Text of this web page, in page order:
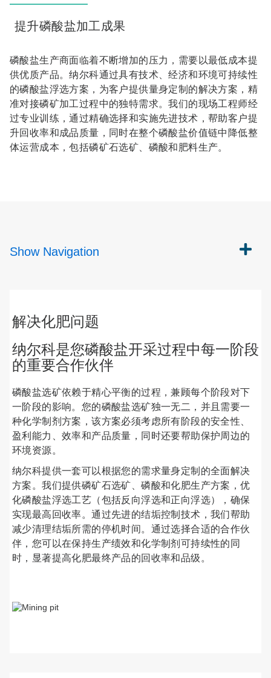
提升磷酸盐加工成果
磷酸盐生产商面临着不断增加的压力，需要以最低成本提
供优质产品。纳尔科通过具有技术、经济和环境可持续性
的磷酸盐浮选方案，为客户提供量身定制的解决方案，精
准对接磷矿加工过程中的独特需求。我们的现场工程师经
过专业训练，通过精确选择和实施先进技术，帮助客户提
升回收率和成品质量，同时在整个磷酸盐价值链中降低整
体运营成本，包括磷矿石选矿、磷酸和肥料生产。
Show Navigation
解决化肥问题
纳尔科是您磷酸盐开采过程中每一阶段
的重要合作伙伴
磷酸盐选矿依赖于精心平衡的过程，兼顾每个阶段对下
一阶段的影响。您的磷酸盐选矿独一无二，并且需要一
种化学制剂方案，该方案必须考虑所有阶段的安全性、
盈利能力、效率和产品质量，同时还要帮助保护周边的
环境资源。
纳尔科提供一套可以根据您的需求量身定制的全面解决
方案。我们提供磷矿石选矿、磷酸和化肥生产方案，优
化磷酸盐浮选工艺（包括反向浮选和正向浮选），确保
实现最高回收率。通过先进的结垢控制技术，我们帮助
减少清理结垢所需的停机时间。通过选择合适的合作伙
伴，您可以在保持生产绩效和化学制剂可持续性的同
时，显著提高化肥最终产品的回收率和品级。